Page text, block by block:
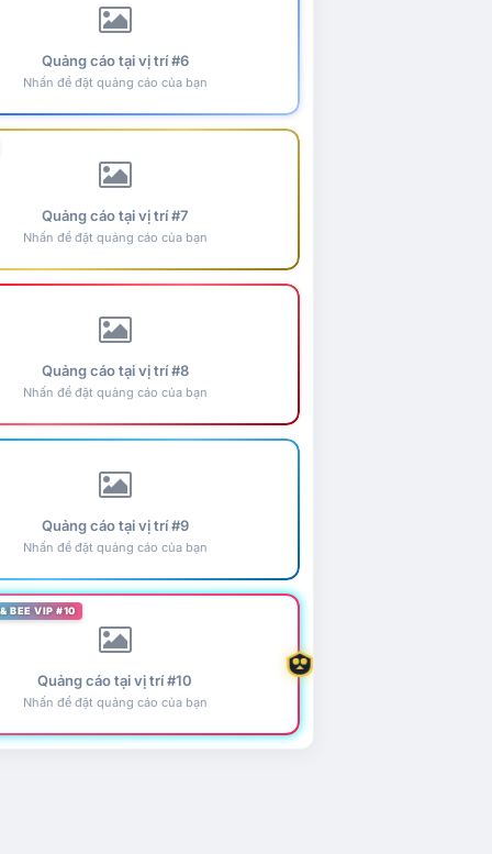
Quảng cáo tại vị trí #6
Nhấn để đặt quảng cáo của bạn
Quảng cáo tại vị trí #7
Nhấn để đặt quảng cáo của bạn
Quảng cáo tại vị trí #8
Nhấn để đặt quảng cáo của bạn
Quảng cáo tại vị trí #9
Nhấn để đặt quảng cáo của bạn
BEE VIP #10
Quảng cáo tại vị trí #10
Nhấn để đặt quảng cáo của bạn